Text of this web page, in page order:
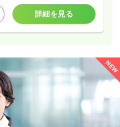
詳細を見る
NEW